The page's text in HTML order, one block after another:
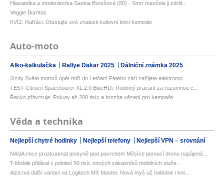
Hlasatelka a moderátorka Saskia Burešová (80) - Smrt manžela ji zdrtil...
Veggie Burritos
KVÍZ: Rafťáci. Otestujte své znalosti kultovní letní komedie
Auto-moto
Alko-kalkulačka Rallye Dakar 2025 Dálniční známka 2025
Jízdy Světa motorů opět míří do Letňan! Pátého září zažijete elektromo...
TEST Citroën Spacetourer XL 2.0 BlueHDi: Rodinný pracant za rozumnou c...
Řecko přitvrzuje: Pokuty až 200 tisíc a hrozba vězení pro kempaře
Věda a technika
Nejlepší chytré hodinky Nejlepší telefony Nejlepší VPN – srovnání
NASA chce prozkoumat jeskyně pod povrchem Měsíce pomocí dronu napájené...
T-Mobile přilákal v pololetí 50 tisíc nových zákazníků mobilních služe...
Alza má další variaci na Logitech MX Master. Nová myš už nabídne i kol...